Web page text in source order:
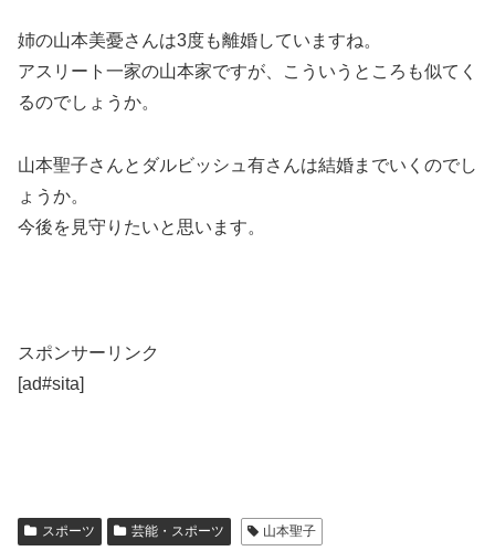
姉の山本美憂さんは3度も離婚していますね。
アスリート一家の山本家ですが、こういうところも似てく
るのでしょうか。
山本聖子さんとダルビッシュ有さんは結婚までいくのでし
ょうか。
今後を見守りたいと思います。
スポンサーリンク
[ad#sita]
スポーツ 芸能・スポーツ 山本聖子